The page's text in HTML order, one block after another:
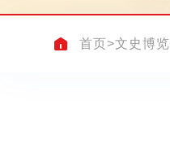
首页>文史博览